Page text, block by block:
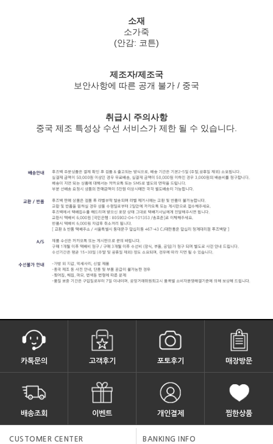
소재
소가죽
(안감: 코튼)
제조자/제조국
보안사항에 따른 공개 불가 / 중국
취급시 주의사항
중국 제조 특성상 수선 서비스가 제한 될 수 있습니다.
카톡문의 고객후기 포토후기 매장방문
배송조회 이벤트 개인결제 찜한상품
CUSTOMER CENTER BANKING INFO